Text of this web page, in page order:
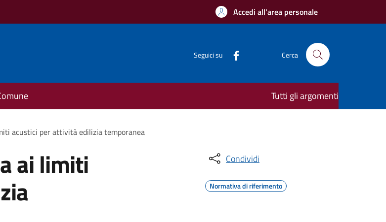
Accedi all'area personale
Seguici su Cerca
Tutti gli argomenti
acustici per attività edilizia temporanea
ai limiti Condividi
Normativa di riferimento